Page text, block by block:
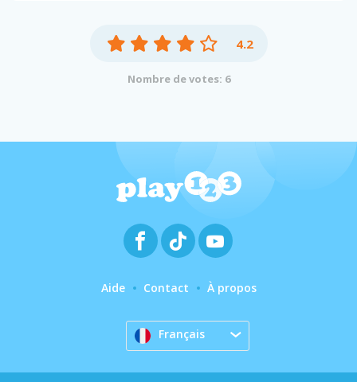
4.2
Nombre de votes: 6
Aide Contact À propos
Français